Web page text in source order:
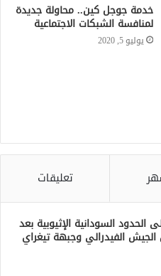
خدمة جوجل كين.. محاولة جديدة
لمنافسة الشبكات الاجتماعية
يوليو 5, 2020
تعليقات
السودانية الإثيوبية بعد
الجيش الفيدرالي وجبهة تيغراي